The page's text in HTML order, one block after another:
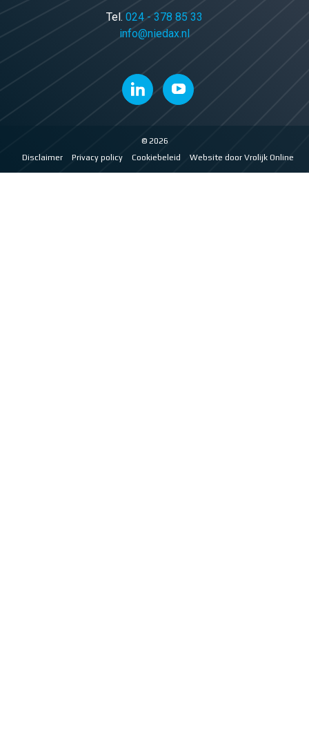
Tel. 024 - 378 85 33
info@niedax.nl
© 2026
Disclaimer
Privacy policy Cookiebeleid Website door Vrolijk Online